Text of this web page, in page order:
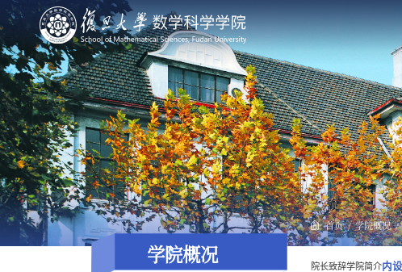
学院概况
首页 学院概况
院长致辞学院简介内